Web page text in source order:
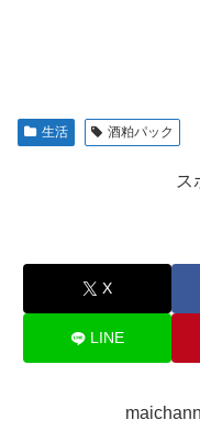
生活 酒粕パック
ス
X
LINE